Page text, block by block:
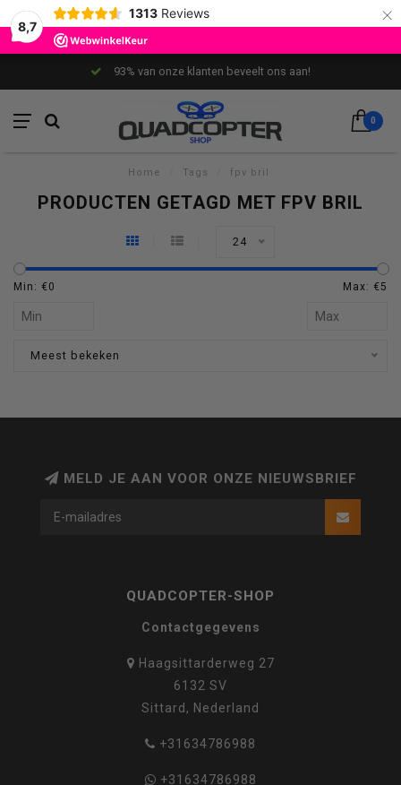
8,7
1313 Reviews ×
93% van onze klanten beveelt ons aan!
0
Home Tags fpv bril
PRODUCTEN GETAGD MET FPV BRIL
24
Min: €0 Max: €5
Meest bekeken
MELD JE AAN VOOR ONZE NIEUWSBRIEF
QUADCOPTER-SHOP
Contactgegevens
Haagsittarderweg 27
6132 SV
Sittard, Nederland
+31634786988
+31634786988